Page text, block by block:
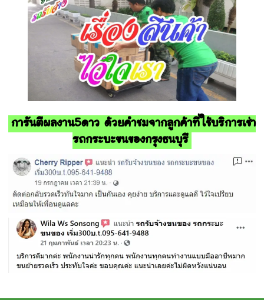
การันตีผลงาน5ดาว ด้วยคำชมจากลูกค้าที่ใช้บริการเช่า
รถกระบะขนของกรุงธนบุรี